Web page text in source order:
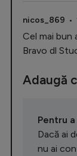
nicos_869 •
Cel mai bun
Bravo dl
Adaugă
Pentru
Dacă ai
nu ai